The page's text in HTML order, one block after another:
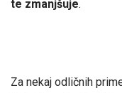
te zmanjšuje.
Za nekaj odličnih